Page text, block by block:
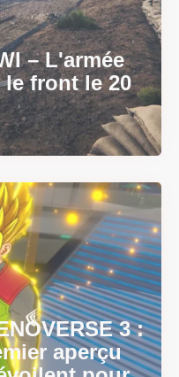
– L'armée
front le 20
3 :
aperçu